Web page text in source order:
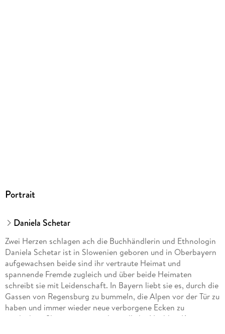
Portrait
Daniela Schetar
Zwei Herzen schlagen ach die Buchhändlerin und Ethnologin
Daniela Schetar ist in Slowenien geboren und in Oberbayern
aufgewachsen beide sind ihr vertraute Heimat und
spannende Fremde zugleich und über beide Heimaten
schreibt sie mit Leidenschaft. In Bayern liebt sie es, durch die
Gassen von Regensburg zu bummeln, die Alpen vor der Tür zu
haben und immer wieder neue verborgene Ecken zu
entdecken. Slowenien sowie der südliche Nachbar Kroatien